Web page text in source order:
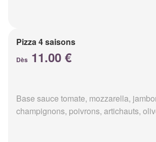
Pizza 4 saisons
Dès 11.00 €
Base sauce tomate, mozzarella,
champignons, poivrons, artichauts,